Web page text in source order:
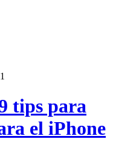
tips para
el iPhone